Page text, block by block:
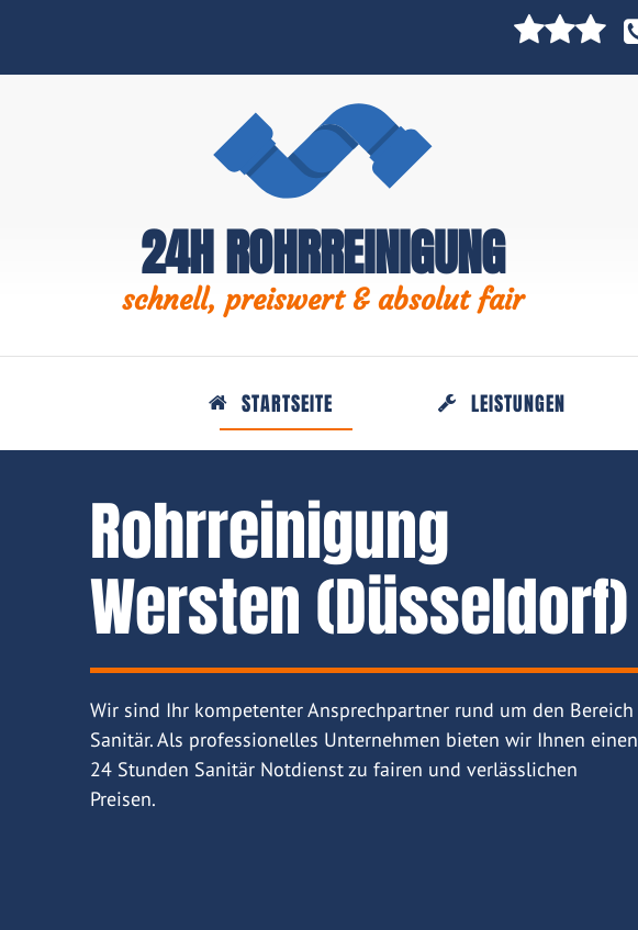
24H ROHRREINIGUNG
schnell, preiswert & absolut fair
STARTSEITE LEISTUNGEN
Rohrreinigung
Wersten (Düsseldorf)
Wir sind Ihr kompetenter Ansprechpartner rund um den Bereich
Sanitär. Als professionelles Unternehmen bieten wir Ihnen einen
24 Stunden Sanitär Notdienst zu fairen und verlässlichen
Preisen.